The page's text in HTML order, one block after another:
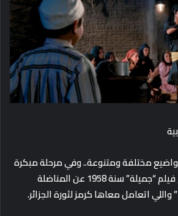
مختلفة ومتنوعة.. وفي مرحلة مبكرة
من مسيرته الفنية أخرج فيلم “جميلة” سنة 1958 عن المناضلة
واللي اتعامل معاها كرمز لثورة الجزائر.